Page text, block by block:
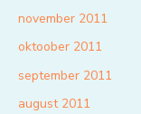
november 2011
oktoober 2011
september 2011
august 2011